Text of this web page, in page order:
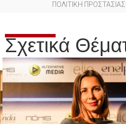
ΠΟΛΙΤΙΚΗ
Σχετικά